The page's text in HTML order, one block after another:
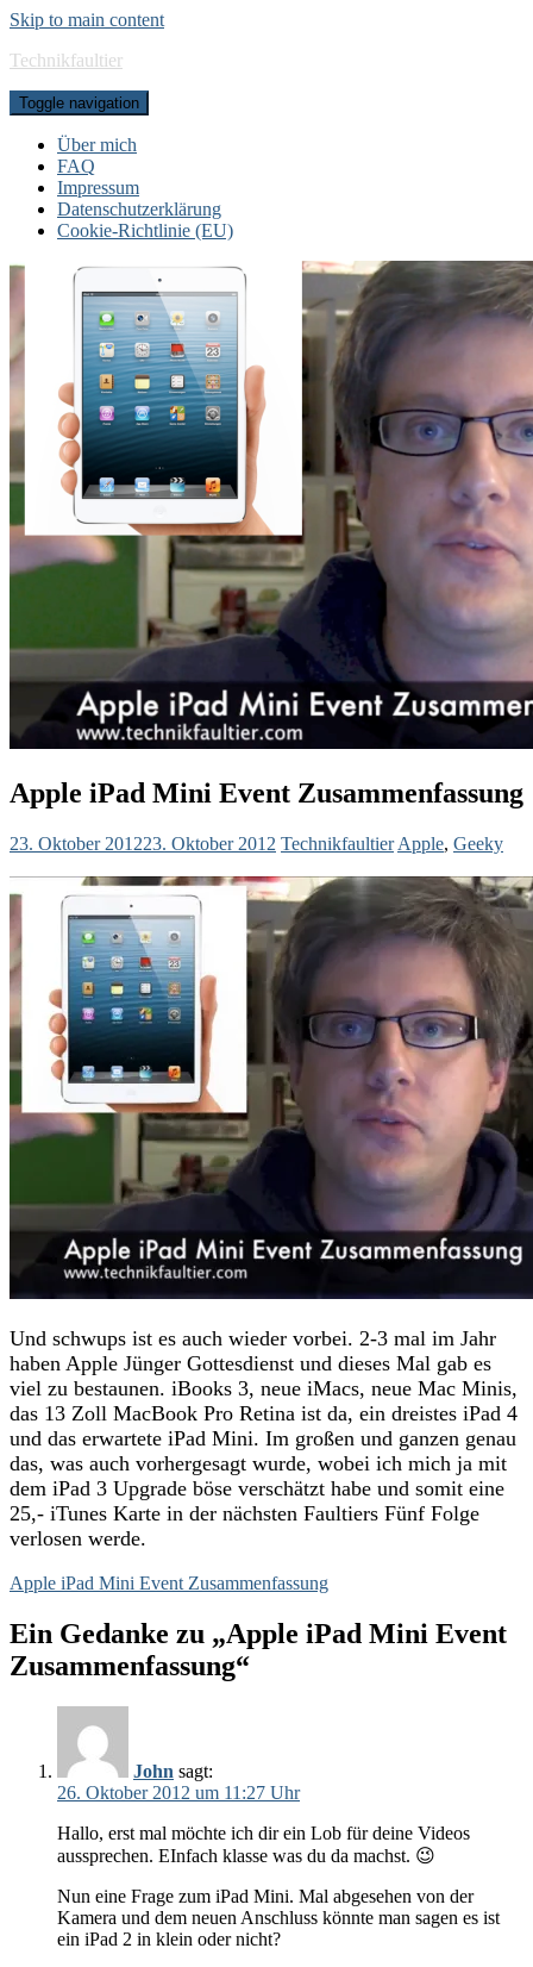
Skip to main content
Technikfaultier
Toggle navigation
Über mich
FAQ
Impressum
Datenschutzerklärung
Cookie-Richtlinie (EU)
Apple iPad Mini Event Zusammenfassung
23. Oktober 201223. Oktober 2012 Technikfaultier Apple, Geeky
Und schwups ist es auch wieder vorbei. 2-3 mal im Jahr
haben Apple Jünger Gottesdienst und dieses Mal gab es
viel zu bestaunen. iBooks 3, neue iMacs, neue Mac Minis,
das 13 Zoll MacBook Pro Retina ist da, ein dreistes iPad 4
und das erwartete iPad Mini. Im großen und ganzen genau
das, was auch vorhergesagt wurde, wobei ich mich ja mit
dem iPad 3 Upgrade böse verschätzt habe und somit eine
25,- iTunes Karte in der nächsten Faultiers Fünf Folge
verlosen werde.
Apple iPad Mini Event Zusammenfassung
Ein Gedanke zu „Apple iPad Mini Event
Zusammenfassung“
John sagt:
26. Oktober 2012 um 11:27 Uhr
Hallo, erst mal möchte ich dir ein Lob für deine Videos
aussprechen. EInfach klasse was du da machst. 😉
Nun eine Frage zum iPad Mini. Mal abgesehen von der
Kamera und dem neuen Anschluss könnte man sagen es ist
ein iPad 2 in klein oder nicht?